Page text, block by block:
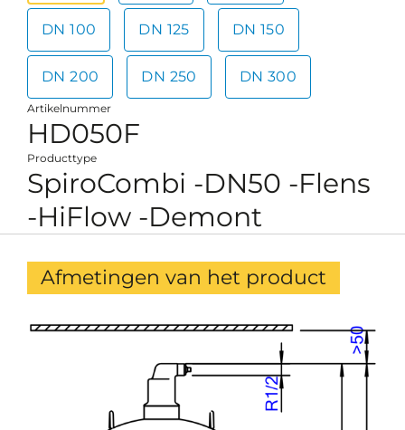
DN 100 DN 125 DN 150
DN 200 DN 250 DN 300
Artikelnummer
HD050F
Producttype
SpiroCombi -DN50 -Flens
-HiFlow -Demont
Afmetingen van het product